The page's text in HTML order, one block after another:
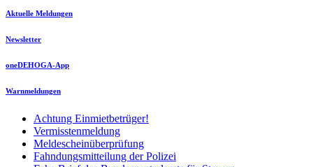
Aktuelle Meldungen
Newsletter
oneDEHOGA-App
Warnmeldungen
Achtung Einmietbetrüger!
Vermisstenmeldung
Meldescheinüberprüfung
Fahndungsmitteilung der Polizei